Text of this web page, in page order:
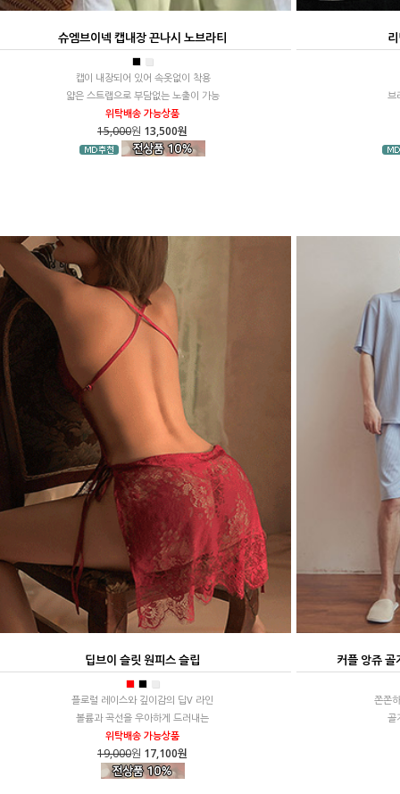
슈엠브이넥 캡내장 끈나시 노브라티
■ ■
캡이 내장되어 있어 속옷없이 착용
얇은 스트랩으로 부담없는 노출이 가능
위탁배송 가능상품
15,000원 13,500원
브
딥브이 슬릿 원피스 슬립
■ ■ ■
플로럴 레이스와 깊이감의 딥V 라인
볼륨과 곡선을 우아하게 드러내는
위탁배송 가능상품
19,000원 17,100원
커플 앙쥬
쫀쫀
골